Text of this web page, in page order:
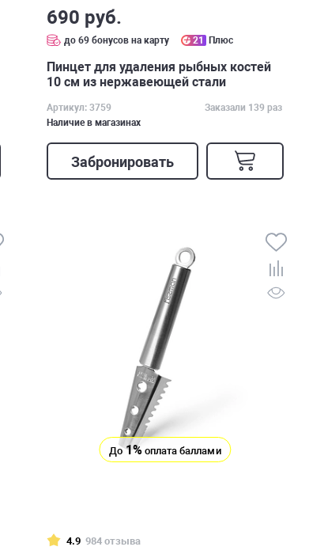
690 руб.
до 69 бонусов на карту 21 Плюс
Пинцет для удаления рыбных костей
10 см из нержавеющей стали
Артикул: 3759
Заказали 139 раз
Наличие в магазинах
Забронировать
До1% оплата баллами
4.9 984 отзыва